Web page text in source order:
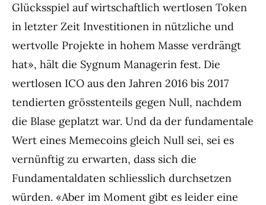
Glücksspiel auf wirtschaftlich wertlosen Token
in letzter Zeit Investitionen in nützliche und
wertvolle Projekte in hohem Masse verdrängt
hat», hält die Sygnum Managerin fest. Die
wertlosen ICO aus den Jahren 2016 bis 2017
tendierten grösstenteils gegen Null, nachdem
die Blase geplatzt war. Und da der fundamentale
Wert eines Memecoins gleich Null sei, sei es
vernünftig zu erwarten, dass sich die
Fundamentaldaten schliesslich durchsetzen
würden. «Aber im Moment gibt es leider eine